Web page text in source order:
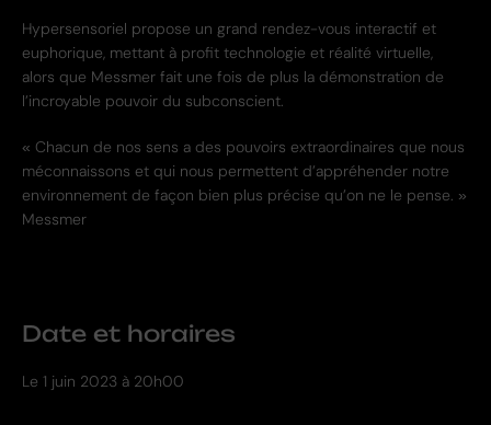
Hypersensoriel propose un grand rendez-vous interactif et
euphorique, mettant à profit technologie et réalité virtuelle,
alors que Messmer fait une fois de plus la démonstration de
l’incroyable pouvoir du subconscient.
« Chacun de nos sens a des pouvoirs extraordinaires que nous
méconnaissons et qui nous permettent d’appréhender notre
environnement de façon bien plus précise qu’on ne le pense. »
Messmer
Date et horaires
Le 1 juin 2023 à 20h00